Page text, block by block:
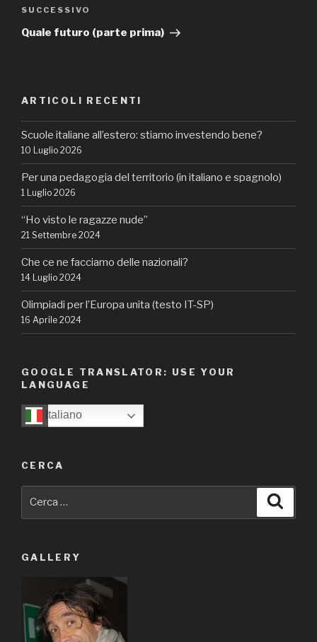
Articolo
successivo
SUCCESSIVO
Quale futuro (parte prima)
ARTICOLI RECENTI
Scuole italiane all’estero: stiamo investendo bene?
10 Luglio 2026
Per una pedagogia del territorio (in italiano e spagnolo)
1 Luglio 2026
“Ho visto le ragazze nude”
21 Settembre 2024
Che ce ne facciamo delle nazionali?
14 Luglio 2024
Olimpiadi per l’Europa unita (testo IT-SP)
16 Aprile 2024
GOOGLE TRANSLATOR: USE YOUR
LANGUAGE
Italiano
CERCA
GALLERY